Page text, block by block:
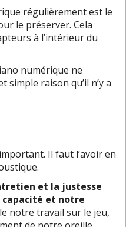
régulièrement est le
le préserver. Cela
à l’intérieur du
numérique ne
simple raison qu’il n’y a
Il faut l’avoir en
et la justesse
capacité et notre
notre travail sur le jeu,